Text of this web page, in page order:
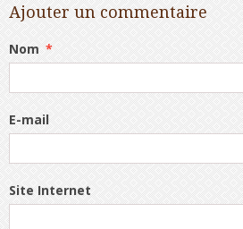
Ajouter un commentaire
Nom
E-mail
Site Internet